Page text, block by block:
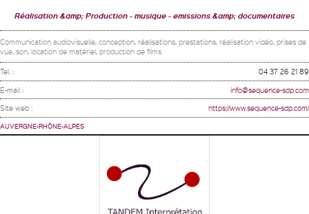
Réalisation &amp; Production musique emissions &amp; documentaires
Communication audiovisuelle, conception, réalisations, prestations, réalisation vidéo, prises de
vue, son, location de matériel, production de films
Tel. : 04 37 26 21 89
E-mail : info@sequence-sdp.com
Site web : https://www.sequence-sdp.com/
AUVERGNE-RHÔNE-ALPES